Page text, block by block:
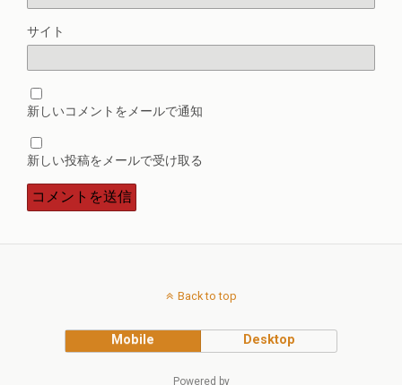
サイト
新しいコメントをメールで通知
新しい投稿をメールで受け取る
Back to top
Mobile Desktop
Powered by